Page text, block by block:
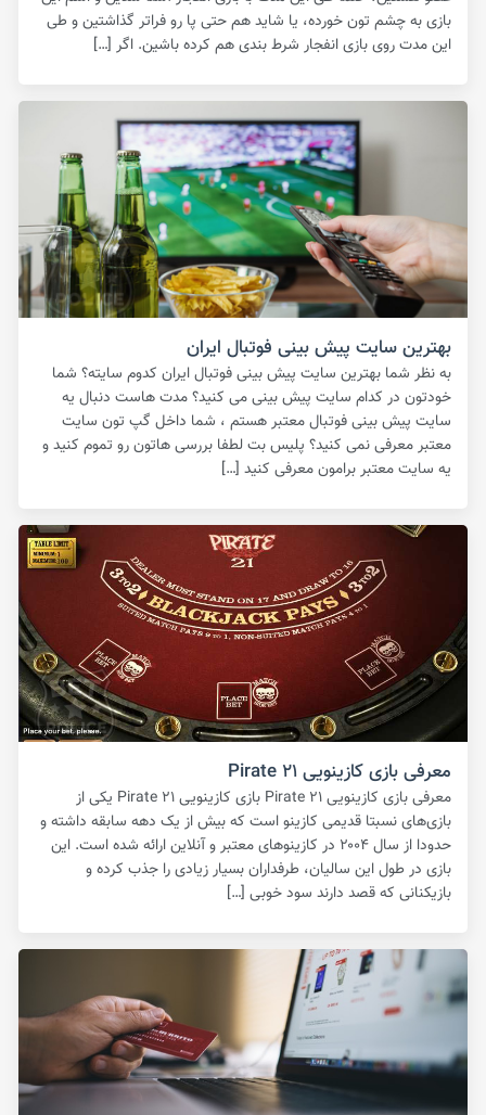
بازی به چشم تون خورده، یا شاید هم حتی پا رو فراتر گذاشتین و طی
این مدت روی بازی انفجار شرط بندی هم کرده باشین. اگر […]
بهترین سایت پیش بینی فوتبال ایران
به نظر شما بهترین سایت پیش بینی فوتبال ایران کدوم سایته؟ شما
خودتون در کدام سایت پیش بینی می کنید؟ مدت هاست دنبال یه
سایت پیش بینی فوتبال معتبر هستم ، شما داخل گپ تون سایت
معتبر معرفی نمی کنید؟ پلیس بت لطفا بررسی هاتون رو تموم کنید و
یه سایت معتبر برامون معرفی کنید […]
معرفی بازی کازینویی Pirate ۲۱
معرفی بازی کازینویی Pirate ۲۱ بازی کازینویی Pirate ۲۱ یکی از
بازی‌های نسبتا قدیمی کازینو است که بیش از یک دهه سابقه داشته و
حدودا از سال ۲۰۰۴ در کازینوهای معتبر و آنلاین ارائه شده است. این
بازی در طول این سالیان، طرفداران بسیار زیادی را جذب کرده و
بازیکنانی که قصد دارند سود خوبی […]